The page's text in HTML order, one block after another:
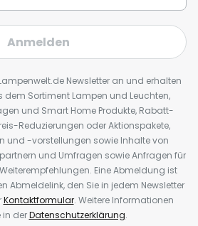
Anmelden
Newsletter an und erhalten
dem Sortiment Lampen und Leuchten,
und Smart Home Produkte, Rabatt-
Reduzierungen oder Aktionspakete,
und -vorstellungen sowie Inhalte von
und Umfragen sowie Anfragen für
Eine Abmeldung ist
Abmeldelink, den Sie in jedem Newsletter
Kontaktformular. Weitere Informationen
in derDatenschutzerklärung.